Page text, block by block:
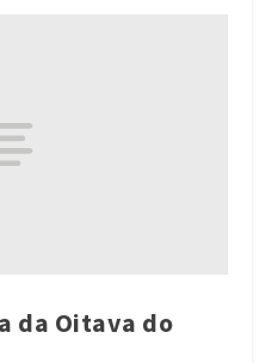
da Oitava do